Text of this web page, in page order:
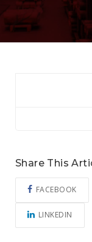
Share This
FACEBOOK
LINKEDIN